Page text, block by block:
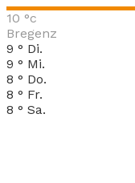
10 °c
Bregenz
9 ° Di.
9 ° Mi.
8 ° Do.
8 ° Fr.
8 ° Sa.